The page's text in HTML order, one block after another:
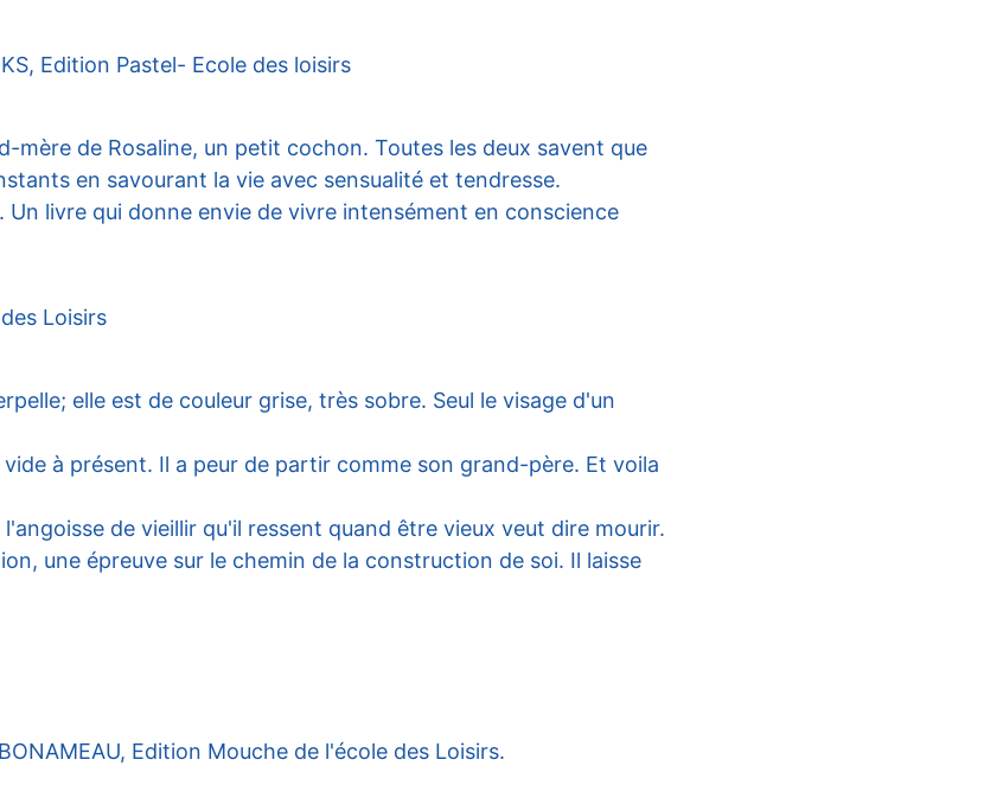
Edition Pastel- Ecole des loisirs
mère de Rosaline, un petit cochon. Toutes les deux savent que
en savourant la vie avec sensualité et tendresse.
livre qui donne envie de vivre intensément en conscience
Loisirs
elle est de couleur grise, très sobre. Seul le visage d'un
à présent. Il a peur de partir comme son grand-père. Et voila
de vieillir qu'il ressent quand être vieux veut dire mourir.
une épreuve sur le chemin de la construction de soi. Il laisse
Edition Mouche de l'école des Loisirs.